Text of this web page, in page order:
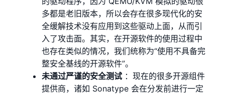
多都是老旧版本，所以会存在很多现代化的安
全缓解技术没有应用到这些驱动上面，从而引
入了攻击面。其实，在开源软件的使用过程中
也存在类似的情况，我们统称为“使用不具备完
整安全基线的开源软件”。
未通过严谨的安全测试 ：现在的很多开源组件
提供商，诸如 Sonatype 会在分发前进行一定